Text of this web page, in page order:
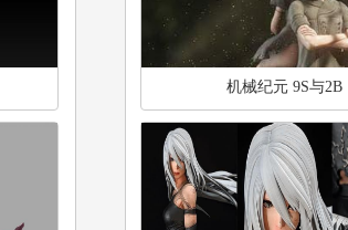
机械纪元 9S与2B